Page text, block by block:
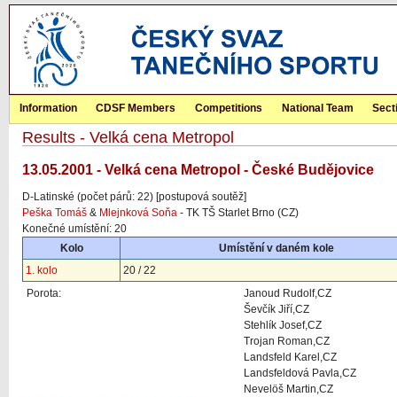
Information CDSF Members Competitions National Team
Results - Velká cena Metropol
13.05.2001 - Velká cena Metropol - České Budějovice
D-Latinské (počet párů: 22) [postupová soutěž]
Peška Tomáš & Mlejnková Soňa - TK TŠ Starlet Brno (CZ)
Konečné umístění: 20
Kolo
Umístění v daném kole
1. kolo
20 / 22
Porota:
Janoud Rudolf,CZ
Ševčík Jiří,CZ
Stehlík Josef,CZ
Trojan Roman,CZ
Landsfeld Karel,CZ
Landsfeldová Pavla,CZ
Nevelöš Martin,CZ